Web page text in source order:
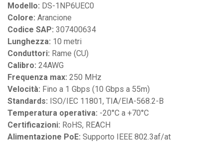
Modello: DS-1NP6UEC0
Colore: Arancione
Codice SAP: 307400634
Lunghezza: 10 metri
Conduttori: Rame (CU)
Calibro: 24AWG
Frequenza max: 250 MHz
Velocità: Fino a 1 Gbps (10 Gbps a 55m)
Standards: ISO/IEC 11801, TIA/EIA-568.2-B
Temperatura operativa: -20°C a +70°C
Certificazioni: RoHS, REACH
Alimentazione PoE: Supporto IEEE 802.3af/at